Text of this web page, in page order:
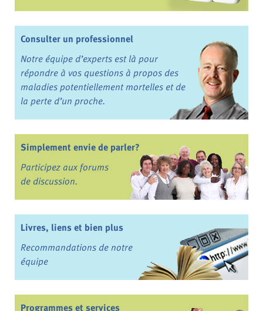
Consulter un professionnel
Notre équipe d’experts est là pour
répondre à vos questions à propos des
maladies potentiellement mortelles et de
la perte d’un proche.
Simplement envie de parler?
Participez aux forums
de discussion.
Livres, liens et bien plus
Recommandations de notre
équipe
Programmes et services